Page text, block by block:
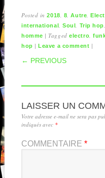
Posted in2018, 8,Autre,
international,Soul, Trip hop
homme |Taggedelectro,
hop |Leave a comment |
POST
← PREVIOUS
LAISSER UN
Votre adresse e-mail ne sera pas
indiqués avec *
COMMENTAIRE *